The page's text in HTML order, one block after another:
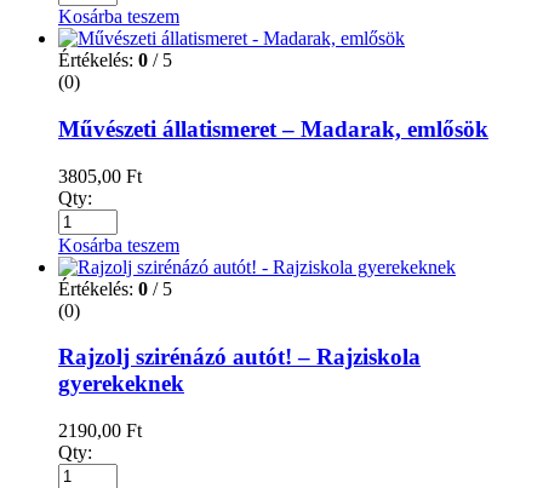
Kosárba teszem
Értékelés: 0 / 5
(0)
Művészeti állatismeret – Madarak, emlősök
3805,00 Ft
Qty:
Kosárba teszem
Értékelés: 0 / 5
(0)
Rajzolj szirénázó autót! – Rajziskola
gyerekeknek
2190,00 Ft
Qty: